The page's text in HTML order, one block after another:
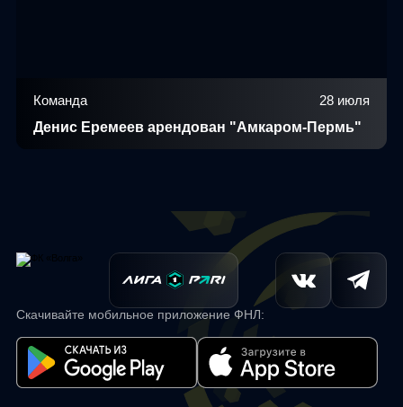
Команда 28 июля
Денис Еремеев арендован "Амкаром-Пермь"
Скачивайте мобильное приложение ФНЛ: